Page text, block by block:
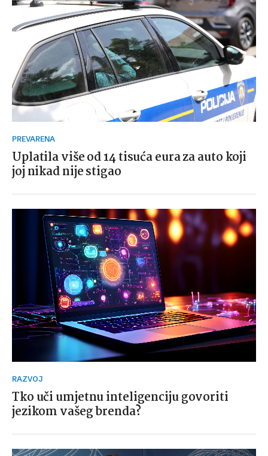
PREVARENA
Uplatila više od 14 tisuća eura za auto koji
joj nikad nije stigao
RAZVOJ
Tko uči umjetnu inteligenciju govoriti
jezikom vašeg brenda?